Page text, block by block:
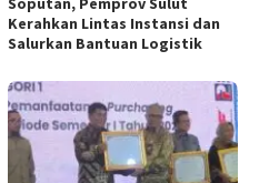
Kerahkan Lintas Instansi dan
Salurkan Bantuan Logistik